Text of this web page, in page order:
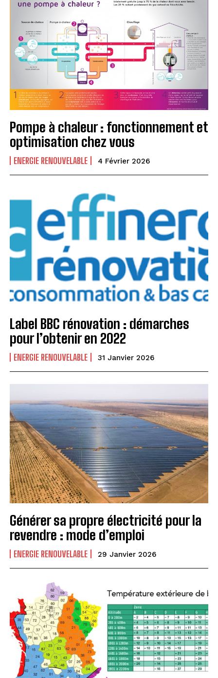
Pompe à chaleur : fonctionnement et
optimisation chez vous
ENERGIE RENOUVELABLE 4 Février 2026
Label BBC rénovation : démarches
pour l’obtenir en 2022
ENERGIE RENOUVELABLE 31 Janvier 2026
Générer sa propre électricité pour la
revendre : mode d’emploi
ENERGIE RENOUVELABLE 29 Janvier 2026